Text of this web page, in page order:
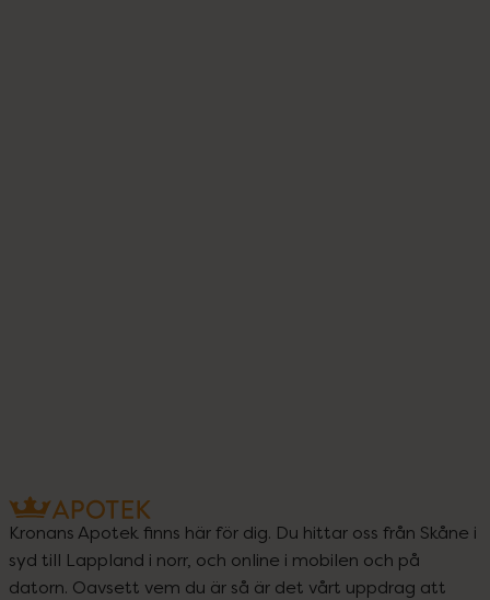
Kronans Apotek finns här för dig. Du hittar oss från Skåne i
syd till Lappland i norr, och online i mobilen och på
datorn. Oavsett vem du är så är det vårt uppdrag att